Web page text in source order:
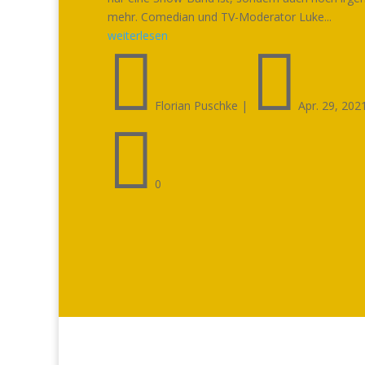
mehr. Comedian und TV-Moderator Luke...
weiterlesen
 Florian Puschke |  Apr. 29,
 0